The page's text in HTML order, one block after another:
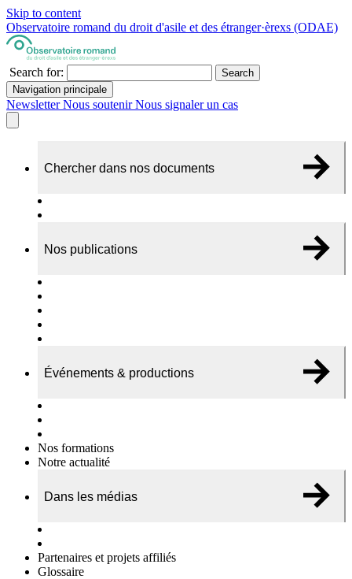
Skip to content
Observatoire romand du droit d'asile et des étranger·èrexs (ODAE)
Search for:
Search
Navigation principale
NewsletterNous soutenirNous signaler un cas
Chercher dans nos documents
Nos publications
Événements & productions
Nos formations
Notre actualité
Dans les médias
Partenaires et projets affiliés
Glossaire